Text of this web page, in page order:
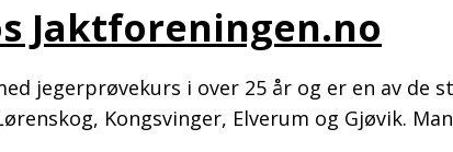
Jaktforeningen.no
jegerprøvekurs i over 25 år og er en av de
Kongsvinger, Elverum og Gjøvik.